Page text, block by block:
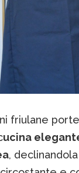
friulane
ucina
,